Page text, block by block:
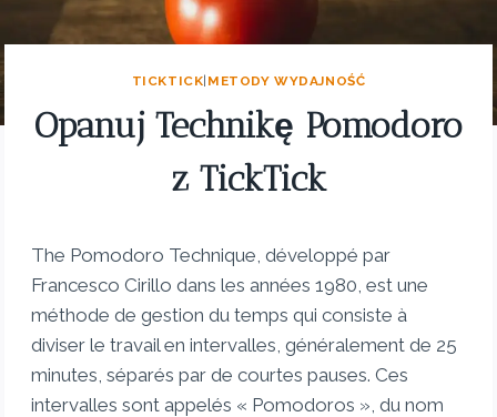
TICKTICK| METODY WYDAJNOŚĆ
Opanuj Technikę Pomodoro
z TickTick
The Pomodoro Technique, développé par
Francesco Cirillo dans les années 1980, est une
méthode de gestion du temps qui consiste à
diviser le travail en intervalles, généralement de 25
minutes, séparés par de courtes pauses. Ces
intervalles sont appelés « Pomodoros », du nom